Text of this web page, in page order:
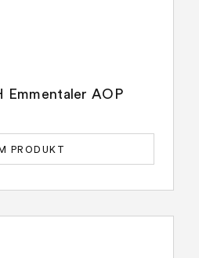
Emmentaler AOP
PRODUKT